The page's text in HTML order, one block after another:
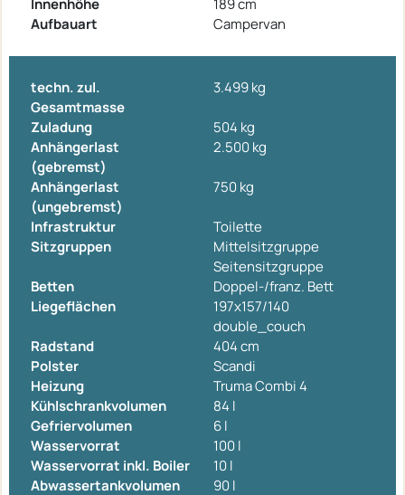
Aufbauart
Campervan
techn. zul.
Gesamtmasse
3.499 kg
Zuladung
504 kg
Anhängerlast
(gebremst)
2.500 kg
Anhängerlast
(ungebremst)
750 kg
Infrastruktur
Toilette
Sitzgruppen
Mittelsitzgruppe
Seitensitzgruppe
Betten
Doppel-/franz. Bett
Liegeflächen
197x157/140
double_couch
Radstand
404 cm
Polster
Scandi
Heizung
Truma Combi 4
Kühlschrankvolumen
84 l
Gefriervolumen
6 l
Wasservorrat
100 l
Wasservorrat inkl. Boiler
10 l
Abwassertankvolumen
90 l